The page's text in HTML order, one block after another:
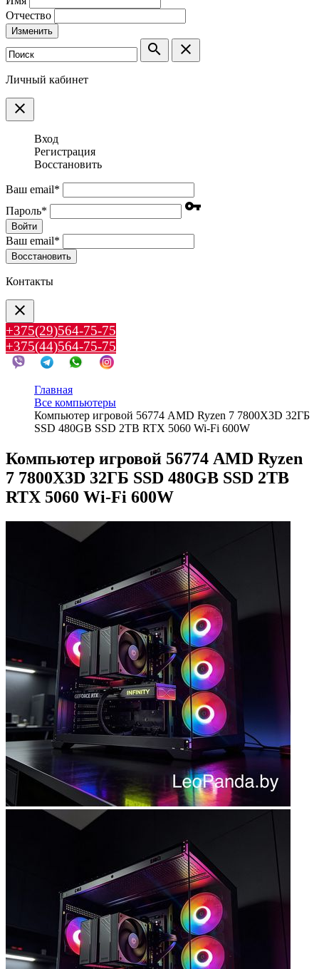
Отчество
Изменить
search clear
Личный кабинет
clear
Вход
Регистрация
Восстановить
Ваш email*
Пароль* vpn_key
Войти
Ваш email*
Воcстановить
Контакты
clear
+375(29)564-75-75
+375(44)564-75-75
Главная
Все компьютеры
Компьютер игровой 56774 AMD Ryzen 7 7800X3D 32ГБ
SSD 480GB SSD 2TB RTX 5060 Wi-Fi 600W
Компьютер игровой 56774 AMD Ryzen
7 7800X3D 32ГБ SSD 480GB SSD 2TB
RTX 5060 Wi-Fi 600W